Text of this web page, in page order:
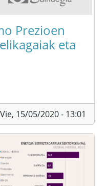
Prezioen
eta
Vie, 15/05/2020 - 13:01